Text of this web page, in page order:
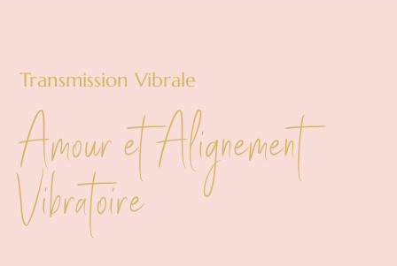
Transmission Vibrale
Amour et Alignement
Vibratoire